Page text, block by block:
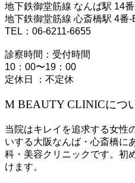
地下鉄御堂筋線 なんば駅 14
地下鉄御堂筋線 心斎橋駅 4番-
TEL：06-6211-6655
診察時間：受付時間
10：00〜19：00
定休日 ：不定休
M BEAUTY CLINICにつ
当院はキレイを追求する女性
いする大阪なんば・心斎橋に
科・美容クリニックです。初
けます。